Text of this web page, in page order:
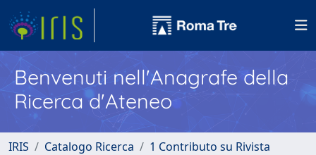
Benvenuti nell'Anagrafe della
Ricerca d'Ateneo
IRIS Catalogo Ricerca
1 Contributo su Rivista